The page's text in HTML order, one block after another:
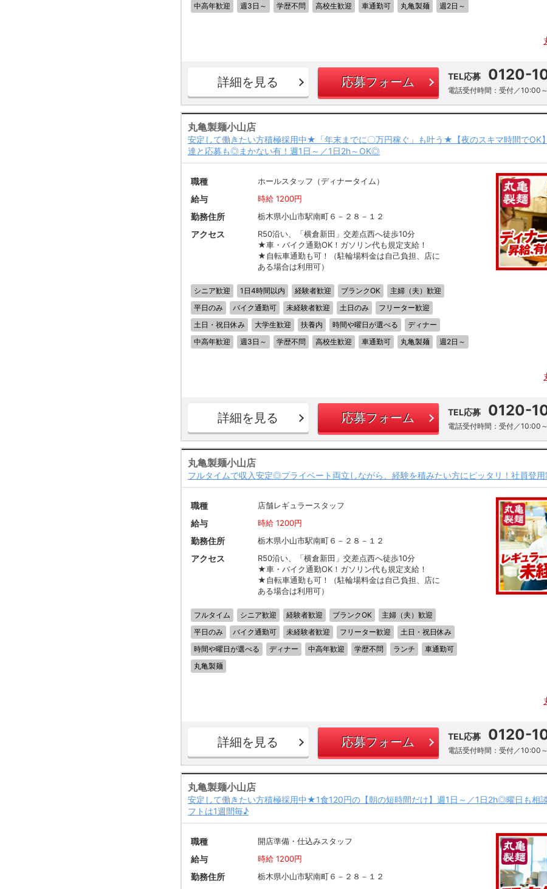
中高年歓迎
週3日～ 学歴不問 高校生歓迎 車通勤可 丸亀製麺 週2日～
詳細を見る 応募フォーム TEL応募 0120-
電話受付時間：受付／10:00
丸亀製麺小山店
安定して働きたい方積極採用中★「年末までに〇万円稼ぐ」も叶う★【夜のスキマ時間でOK
達と応募も◎まかない有！週1日～／1日2h～OK◎
職種 ホールスタッフ（ディナータイム）
給与 時給 1200円
勤務住所 栃木県小山市駅南町６－２８－１２
アクセス
R50沿い、「横倉新田」交差点西へ徒歩10分
★車・バイク通勤OK！ガソリン代も規定支給！
★自転車通勤も可！（駐輪場料金は自己負担、店に
ある場合は利用可）
シニア歓迎 1日4時間以内 経験者歓迎 ブランクOK
主婦（夫）歓迎
平日のみ
バイク通勤可 未経験者歓迎 土日のみ
フリーター歓迎
土日・祝日休み
大学生歓迎 扶養内 時間や曜日が選べる
ディナー
中高年歓迎
週3日～ 学歴不問 高校生歓迎 車通勤可 丸亀製麺 週2日～
詳細を見る 応募フォーム TEL応募 0120-
電話受付時間：受付／10:00
丸亀製麺小山店
フルタイムで収入安定◎プライベート両立しながら、経験を積みたい方にピッタリ！社員登
職種 店舗レギュラースタッフ
給与 時給 1200円
勤務住所 栃木県小山市駅南町６－２８－１２
アクセス
R50沿い、「横倉新田」交差点西へ徒歩10分
★車・バイク通勤OK！ガソリン代も規定支給！
★自転車通勤も可！（駐輪場料金は自己負担、店に
ある場合は利用可）
フルタイム シニア歓迎 経験者歓迎 ブランクOK
主婦（夫）歓迎
平日のみ
バイク通勤可 未経験者歓迎 フリーター歓迎
土日・祝日休み
時間や曜日が選べる
ディナー 中高年歓迎 学歴不問 ランチ
車通勤可
丸亀製麺
詳細を見る 応募フォーム TEL応募 0120-
電話受付時間：受付／10:00
丸亀製麺小山店
安定して働きたい方積極採用中★1食120円の【朝の短時間だけ】週1日～／1日2h◎曜日も相
フトは1週間毎♪
職種 開店準備・仕込みスタッフ
給与 時給 1200円
勤務住所 栃木県小山市駅南町６－２８－１２